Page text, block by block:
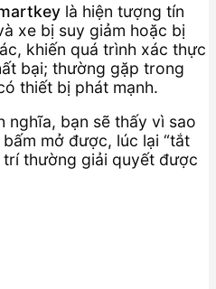
là hiện tượng tín
xe bị suy giảm hoặc bị
khiến quá trình xác thực
bại; thường gặp trong
thiết bị phát mạnh.
nghĩa, bạn sẽ thấy vì sao
mở được, lúc lại “tắt
thường giải quyết được